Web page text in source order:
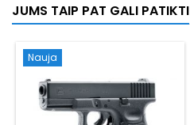
JUMS TAIP PAT GALI PATIKTI
Nauja